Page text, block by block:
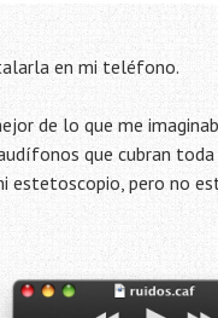
en mi teléfono.
de lo que me
que cubran
pero no